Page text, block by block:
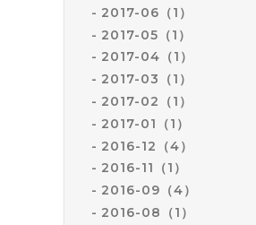
2017-06（1）
2017-05（1）
2017-04（1）
2017-03（1）
2017-02（1）
2017-01（1）
2016-12（4）
2016-11（1）
2016-09（4）
2016-08（1）